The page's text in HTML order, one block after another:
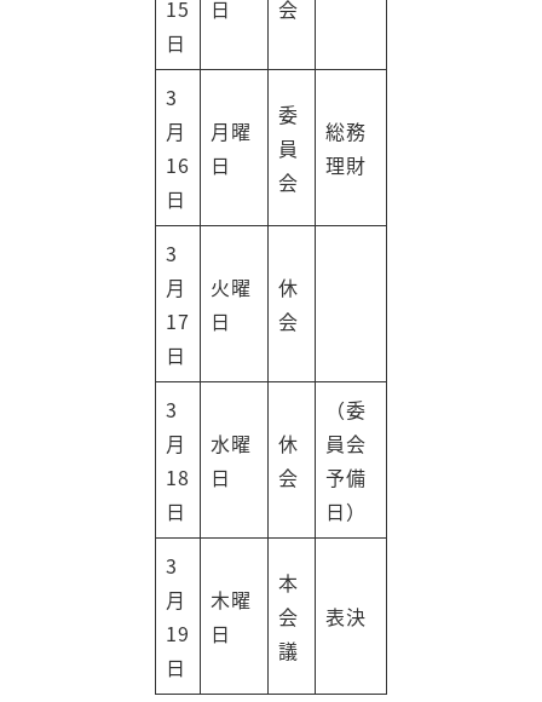
15
日
日
会
3
月
16
日
月曜
日
委
員
会
総務
理財
3
月
17
日
火曜
日
休
会
3
月
18
日
水曜
日
休
会
（委
員会
予備
日）
3
月
19
日
木曜
日
本
会
議
表決